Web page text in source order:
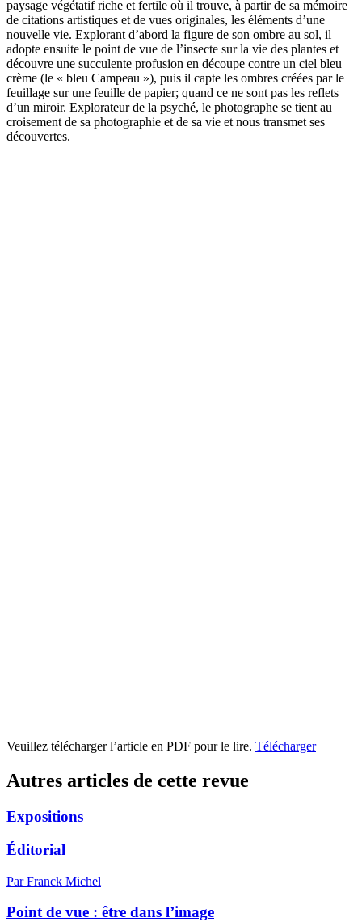
paysage végétatif riche et fertile où il trouve, à partir de sa mémoire
de citations artistiques et de vues originales, les éléments d’une
nouvelle vie. Explorant d’abord la figure de son ombre au sol, il
adopte ensuite le point de vue de l’insecte sur la vie des plantes et
découvre une succulente profusion en découpe contre un ciel bleu
crème (le « bleu Campeau »), puis il capte les ombres créées par le
feuillage sur une feuille de papier; quand ce ne sont pas les reflets
d’un miroir. Explorateur de la psyché, le photographe se tient au
croisement de sa photographie et de sa vie et nous transmet ses
découvertes.
Veuillez télécharger l’article en PDF pour le lire. Télécharger
Autres articles de cette revue
Expositions
Éditorial
Par Franck Michel
Point de vue : être dans l’image